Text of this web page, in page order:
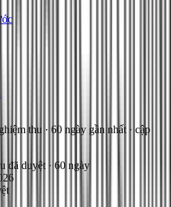
thu · 60 ngày gần nhất · cập
đã duyệt · 60 ngày